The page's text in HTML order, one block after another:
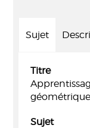
Sujet
Titre
Sujet